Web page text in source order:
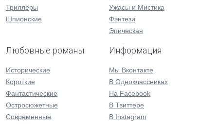
Триллеры
Шпионские
Ужасы и Мистика
Фэнтези
Эпическая
Любовные романы
Исторические
Короткие
Фантастические
Остросюжетные
Современные
Информация
Мы Вконтакте
В Одноклассниках
На Facebook
В Твиттере
В Instagram